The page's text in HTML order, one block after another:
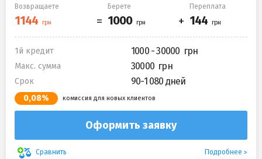
Возвращаете Берете Переплата
1й кредит 1000 - 30000
Макс. сумма 30000
Срок 90-1 080 дней
0,08% комиссия для новых клиентов
Оформить заявку
Сравнить Подробнее